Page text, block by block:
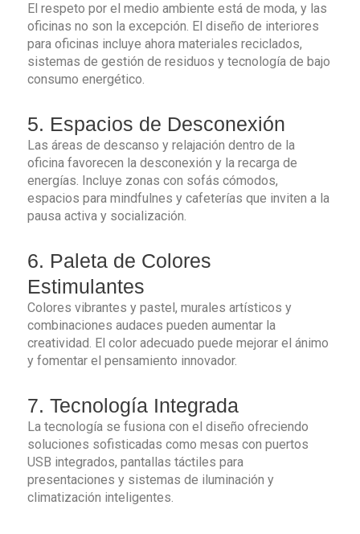
El respeto por el medio ambiente está de moda, y las
oficinas no son la excepción. El diseño de interiores
para oficinas incluye ahora materiales reciclados,
sistemas de gestión de residuos y tecnología de bajo
consumo energético.
5. Espacios de Desconexión
Las áreas de descanso y relajación dentro de la
oficina favorecen la desconexión y la recarga de
energías. Incluye zonas con sofás cómodos,
espacios para mindfulnes y cafeterías que inviten a la
pausa activa y socialización.
6. Paleta de Colores
Estimulantes
Colores vibrantes y pastel, murales artísticos y
combinaciones audaces pueden aumentar la
creatividad. El color adecuado puede mejorar el ánimo
y fomentar el pensamiento innovador.
7. Tecnología Integrada
La tecnología se fusiona con el diseño ofreciendo
soluciones sofisticadas como mesas con puertos
USB integrados, pantallas táctiles para
presentaciones y sistemas de iluminación y
climatización inteligentes.